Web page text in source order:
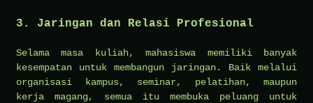
3. Jaringan dan Relasi Profesional
Selama masa kuliah, mahasiswa memiliki banyak
kesempatan untuk membangun jaringan. Baik melalui
organisasi kampus, seminar, pelatihan, maupun
kerja magang, semua itu membuka peluang untuk